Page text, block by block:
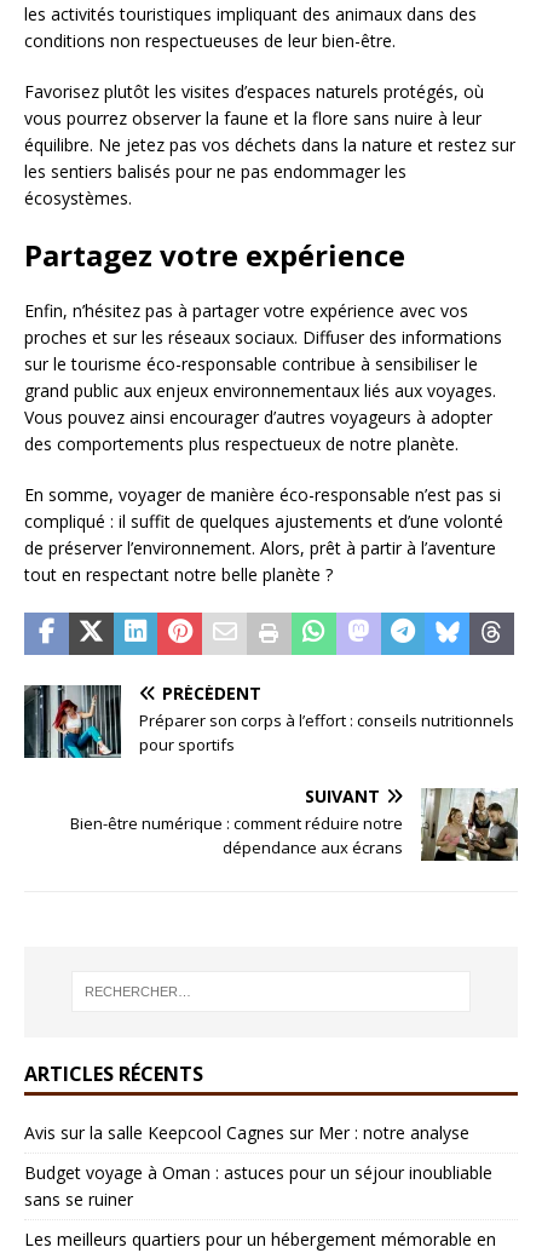
les activités touristiques impliquant des animaux dans des
conditions non respectueuses de leur bien-être.
Favorisez plutôt les visites d’espaces naturels protégés, où
vous pourrez observer la faune et la flore sans nuire à leur
équilibre. Ne jetez pas vos déchets dans la nature et restez sur
les sentiers balisés pour ne pas endommager les
écosystèmes.
Partagez votre expérience
Enfin, n’hésitez pas à partager votre expérience avec vos
proches et sur les réseaux sociaux. Diffuser des informations
sur le tourisme éco-responsable contribue à sensibiliser le
grand public aux enjeux environnementaux liés aux voyages.
Vous pouvez ainsi encourager d’autres voyageurs à adopter
des comportements plus respectueux de notre planète.
En somme, voyager de manière éco-responsable n’est pas si
compliqué : il suffit de quelques ajustements et d’une volonté
de préserver l’environnement. Alors, prêt à partir à l’aventure
tout en respectant notre belle planète ?
PRÉCÉDENT
Préparer son corps à l’effort : conseils nutritionnels
pour sportifs
SUIVANT
Bien-être numérique : comment réduire notre
dépendance aux écrans
ARTICLES RÉCENTS
Avis sur la salle Keepcool Cagnes sur Mer : notre analyse
Budget voyage à Oman : astuces pour un séjour inoubliable
sans se ruiner
Les meilleurs quartiers pour un hébergement mémorable en